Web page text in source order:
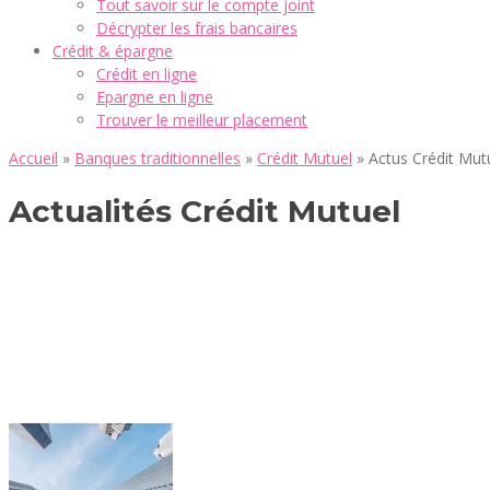
Tout savoir sur le compte joint
Décrypter les frais bancaires
Crédit & épargne
Crédit en ligne
Epargne en ligne
Trouver le meilleur placement
Accueil » Banques traditionnelles » Crédit Mutuel » Actus Crédit
Actualités Crédit Mutuel